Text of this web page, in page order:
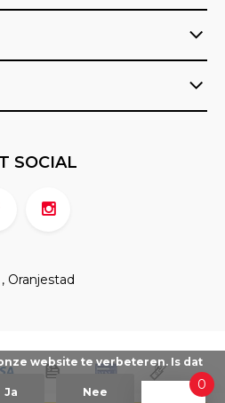
, Oranjestad
SOCIAL
website te verbeteren. Is dat
Ja Nee
0